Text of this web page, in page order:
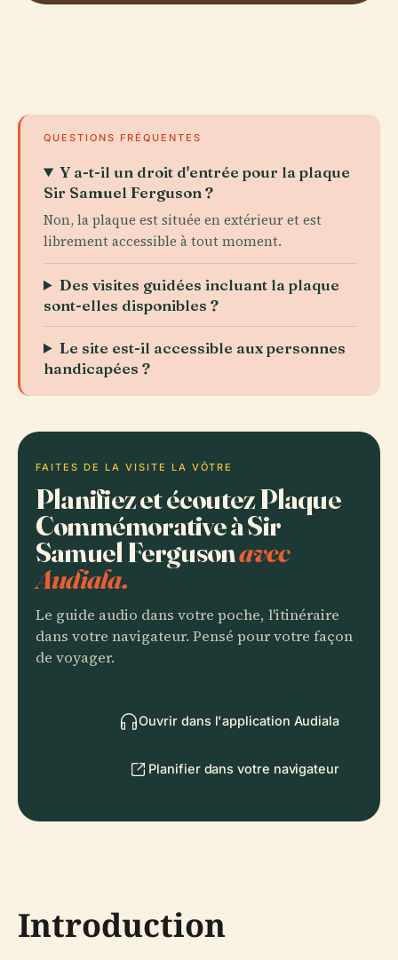
QUESTIONS FRÉQUENTES
Y a-t-il un droit d'entrée pour la plaque
Sir Samuel Ferguson ?
Non, la plaque est située en extérieur et est
librement accessible à tout moment.
Des visites guidées incluant la plaque
sont-elles disponibles ?
Le site est-il accessible aux personnes
handicapées ?
FAITES DE LA VISITE LA VÔTRE
Planifiez et écoutez Plaque
Commémorative à Sir
Samuel Fergusonavec
Audiala.
Le guide audio dans votre poche, l'itinéraire
dans votre navigateur. Pensé pour votre façon
de voyager.
Ouvrir dans l'application Audiala
Planifier dans votre navigateur
Introduction